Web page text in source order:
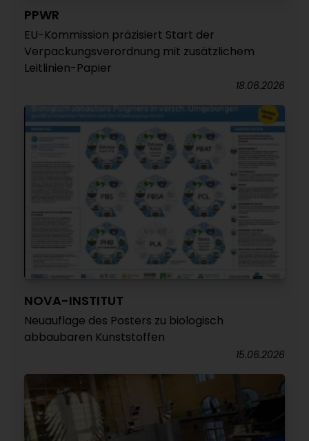
PPWR
EU-Kommission präzisiert Start der
Verpackungsverordnung mit zusätzlichem
Leitlinien-Papier
18.06.2026
NOVA-INSTITUT
Neuauflage des Posters zu biologisch
abbaubaren Kunststoffen
15.06.2026